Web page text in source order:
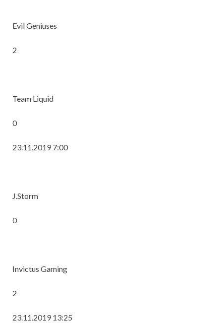
Evil Geniuses
2
Team Liquid
0
23.11.2019 7:00
J.Storm
0
Invictus Gaming
2
23.11.2019 13:25